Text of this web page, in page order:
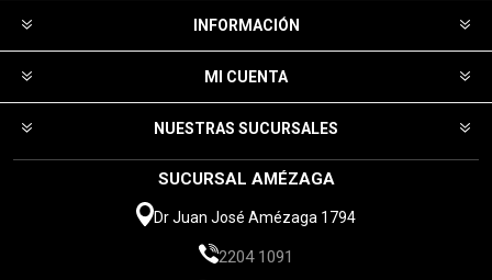
INFORMACIÓN
MI CUENTA
NUESTRAS SUCURSALES
SUCURSAL AMÉZAGA
Dr Juan José Amézaga 1794
2204 1091